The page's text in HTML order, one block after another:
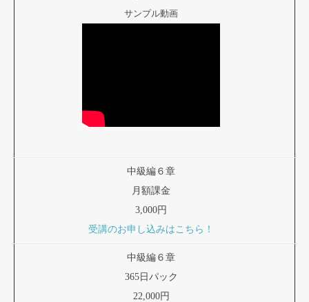
サンプル動画
中級編６章
月額課金
3,000円
受講のお申し込みはこちら！
中級編６章
365日パック
22,000円